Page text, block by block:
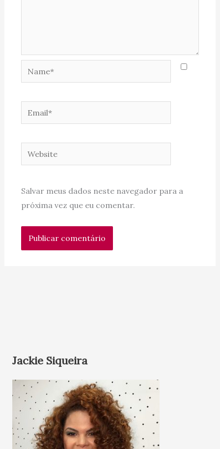
Name*
Email*
Website
Salvar meus dados neste navegador para a
próxima vez que eu comentar.
Jackie Siqueira